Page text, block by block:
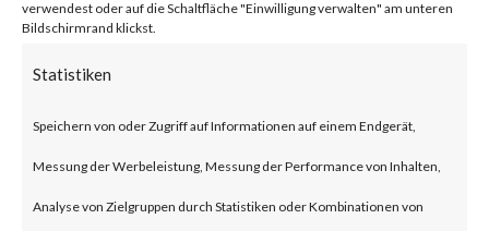
verwendest oder auf die Schaltfläche "Einwilligung verwalten" am unteren
Bildschirmrand klickst.
Statistiken
Speichern von oder Zugriff auf Informationen auf einem Endgerät,
Messung der Werbeleistung, Messung der Performance von Inhalten,
Analyse von Zielgruppen durch Statistiken oder Kombinationen von
vulnerability that affects
WinRAR before version 6.23.
The vulnerability allows threat